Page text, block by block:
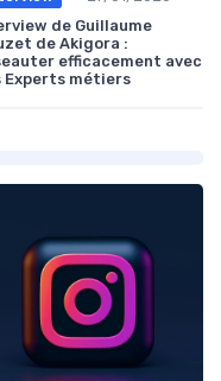
de Guillaume
de Akigora :
efficacement avec
Experts métiers